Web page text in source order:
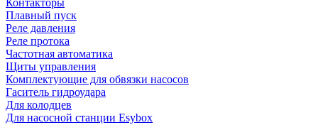
Плавный пуск
Реле давления
Реле протока
Частотная автоматика
Щиты управления
Комплектующие для обвязки насосов
Гаситель гидроудара
Для колодцев
Для насосной станции Esybox